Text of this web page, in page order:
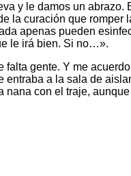
y le damos un
la curación que
apenas pueden
le irá bien. Si no…».
gente. Y me
a la sala de
con el traje,